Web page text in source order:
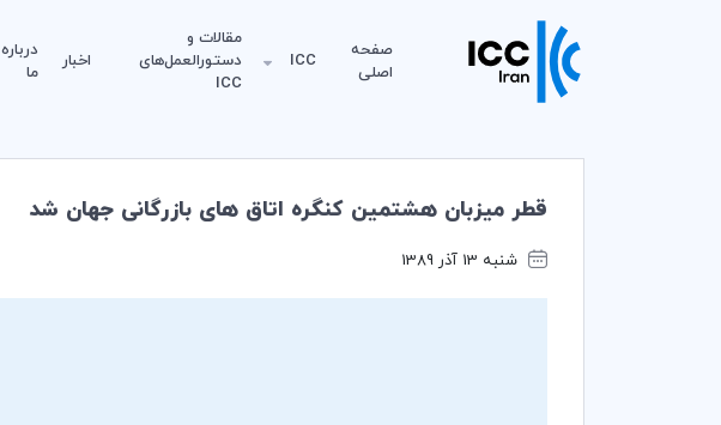
صفحه
اصلی
ICC
مقالات و
دستورالعمل‌های
ICC
اخبار
درباره
ما
قطر میزبان هشتمین کنگره اتاق های بازرگانی جهان شد
شنبه 13 آذر 1389